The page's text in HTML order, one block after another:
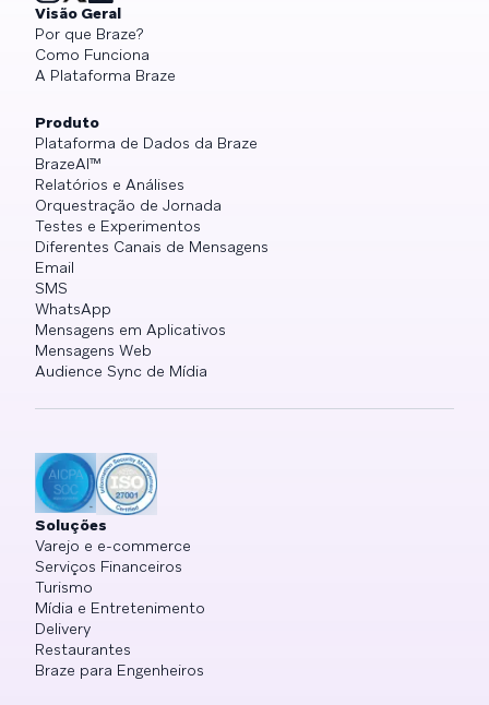
Visão Geral
Por que Braze?
Como Funciona
A Plataforma Braze
Produto
Plataforma de Dados da Braze
BrazeAI™
Relatórios e Análises
Orquestração de Jornada
Testes e Experimentos
Diferentes Canais de Mensagens
Email
SMS
WhatsApp
Mensagens em Aplicativos
Mensagens Web
Audience Sync de Mídia
Soluções
Varejo e e-commerce
Serviços Financeiros
Turismo
Mídia e Entretenimento
Delivery
Restaurantes
Braze para Engenheiros